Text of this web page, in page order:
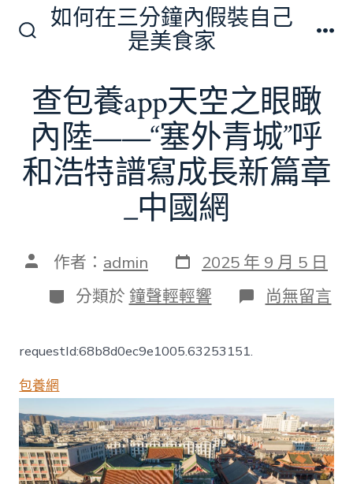
換
開
關
如何在三分鐘內假裝自己
是美食家
查包養app天空之眼瞰
內陸——“塞外青城”呼
和浩特譜寫成長新篇章
_中國網
文 作者： admin 發
表
日
期
2025 年 9 月 5 日
分
類
分類於 鐘聲輕輕響 在
〈查
之
眼
瞰
內
陸
尚無留言
requestId:68b8d0ec9e1005.63253151.
包養網